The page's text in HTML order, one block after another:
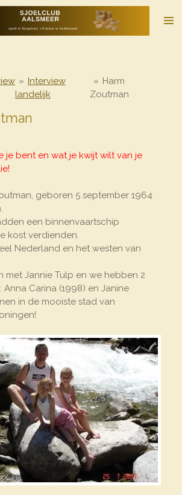
»
Interview
landelijk
» Harm
Zoutman
bent en wat je kwijt wilt van je
geboren 5 september 1964
een binnenvaartschip
kost verdienden.
Nederland en het westen van
met Jannie Tulp en we hebben 2
Carina (1998) en Janine
in de mooiste stad van